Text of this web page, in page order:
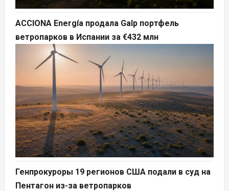
ACCIONA Energía продала Galp портфель
ветропарков в Испании за €432 млн
Генпрокуроры 19 регионов США подали в суд на
Пентагон из-за ветропарков